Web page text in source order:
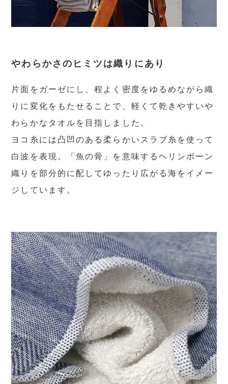
やわらかさのヒミツは織りにあり
片面をガーゼにし、程よく密度をゆるめながら織
りに変化をもたせることで、軽くて乾きやすいや
わらかなタオルを目指しました。
ヨコ糸には凸凹のある柔らかいスラブ糸を使って
白波を表現。「魚の骨」を意味するヘリンボーン
織りを部分的に配してゆったり広がる海をイメー
ジしています。